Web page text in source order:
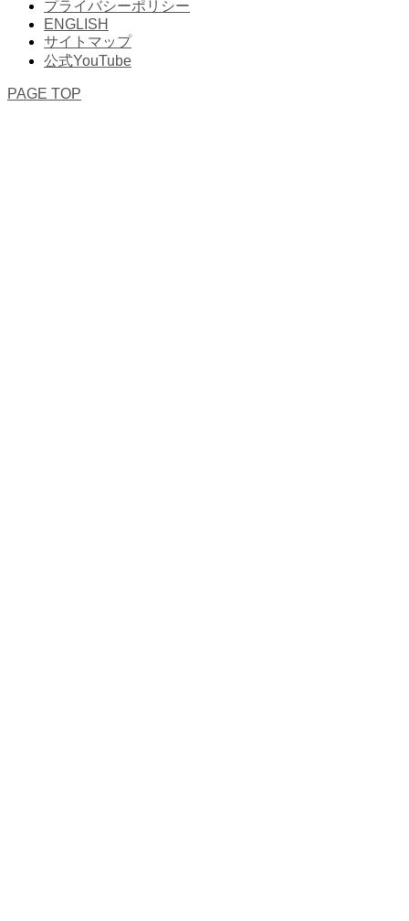
プライバシーポリシー
ENGLISH
サイトマップ
公式YouTube
PAGE TOP